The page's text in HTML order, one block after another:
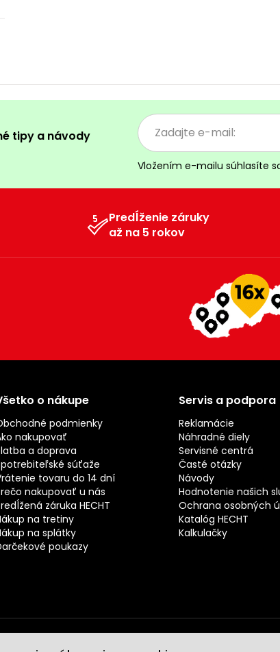
tipy a návody
Vložením e-mailu súhlasíte
Predĺženie záruky
až na 5 rokov
o nákupe
podmienky
nakupovať
a doprava
súťaže
tovaru do 14 dní
nakupovať u nás
záruka HECHT
na tretiny
na splátky
poukazy
Servis a podpora
Reklamácie
Náhradné diely
Servisné centrá
Časté otázky
Návody
Hodnotenie našich
Ochrana osobných
Katalóg HECHT
Kalkulačky